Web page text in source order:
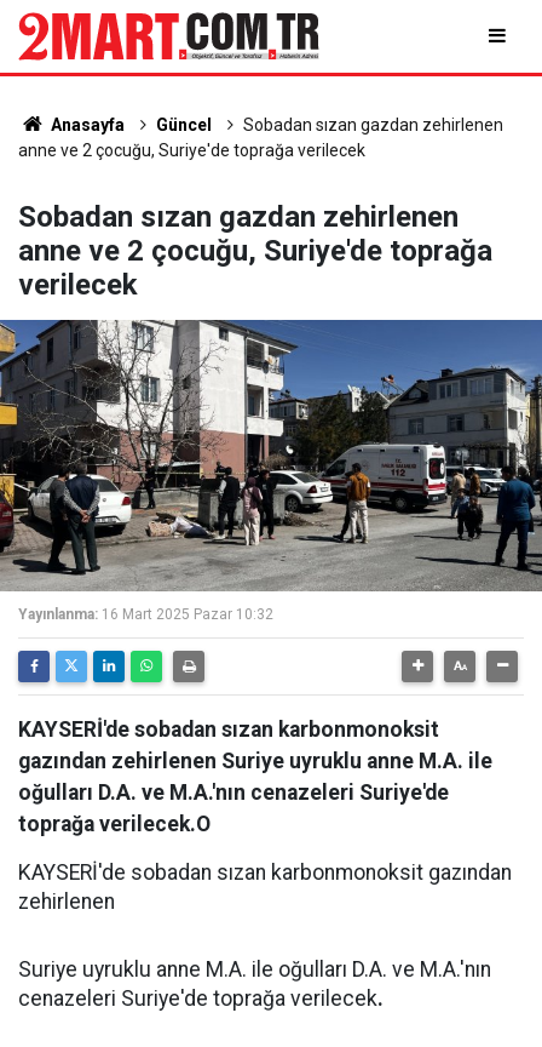
Anasayfa Güncel
Sobadan sızan gazdan zehirlenen
anne ve 2 çocuğu, Suriye'de toprağa verilecek
Sobadan sızan gazdan zehirlenen
anne ve 2 çocuğu, Suriye'de toprağa
verilecek
Yayınlanma: 16 Mart 2025 Pazar 10:32
KAYSERİ'de sobadan sızan karbonmonoksit
gazından zehirlenen Suriye uyruklu anne M.A. ile
oğulları D.A. ve M.A.'nın cenazeleri Suriye'de
toprağa verilecek.O
KAYSERİ'de sobadan sızan karbonmonoksit gazından
zehirlenen
Suriye uyruklu anne M.A. ile oğulları D.A. ve M.A.'nın
cenazeleri Suriye'de toprağa verilecek.